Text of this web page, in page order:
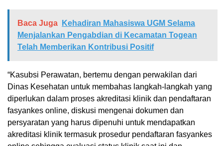
Baca Juga
Kehadiran Mahasiswa UGM Selama
Menjalankan Pengabdian di Kecamatan Togean
Telah Memberikan Kontribusi Positif
“Kasubsi Perawatan, bertemu dengan perwakilan dari
Dinas Kesehatan untuk membahas langkah-langkah yang
diperlukan dalam proses akreditasi klinik dan pendaftaran
fasyankes online, diskusi mengenai dokumen dan
persyaratan yang harus dipenuhi untuk mendapatkan
akreditasi klinik termasuk prosedur pendaftaran fasyankes